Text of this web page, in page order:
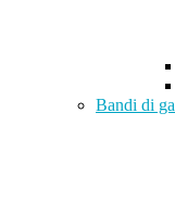
Bandi di